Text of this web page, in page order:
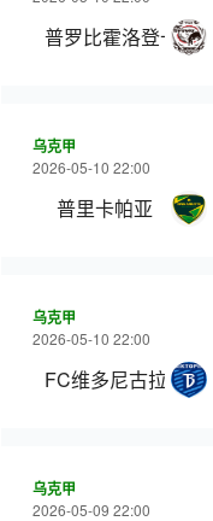
普罗比霍洛登卡
乌克甲
2026-05-10 22:00
普里卡帕亚
乌克甲
2026-05-10 22:00
FC维多尼古拉耶夫卡
乌克甲
2026-05-09 22:00